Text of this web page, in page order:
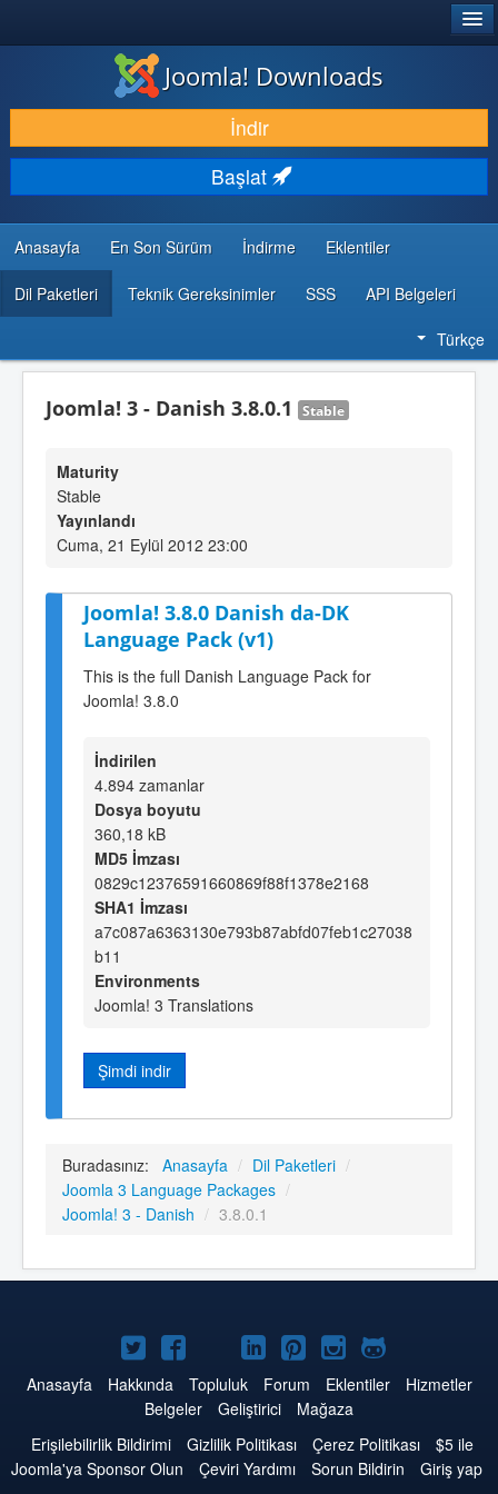
İNDIR & GENIŞLET
KEŞFET & ÖĞREN
TOPLULUK & DESTEK
GELIŞTIRICI KAYNAKLARI
Joomla! Downloads
İndir
Başlat
Anasayfa En Son Sürüm İndirme Eklentiler
Dil Paketleri Teknik Gereksinimler SSS API Belgeleri
Türkçe
Joomla! 3 - Danish 3.8.0.1 Stable
Maturity
Stable
Yayınlandı
Cuma, 21 Eylül 2012 23:00
Joomla! 3.8.0 Danish da-DK
Language Pack (v1)
This is the full Danish Language Pack for
Joomla! 3.8.0
İndirilen
4.894 zamanlar
Dosya boyutu
360,18 kB
MD5 İmzası
0829c12376591660869f88f1378e2168
SHA1 İmzası
a7c087a6363130e793b87abfd07feb1c27038
b11
Environments
Joomla! 3 Translations
Şimdi indir
Buradasınız: Anasayfa / Dil Paketleri /
Joomla 3 Language Packages /
Joomla! 3 - Danish / 3.8.0.1
Twitter'da
Joomla
Facebook'da
Joomla
YouTube'da
Joomla
LinkedIn'de
Joomla
Pinterest'de
Joomla
Instagram'da
Joomla
GitHub'da
Joomla
Anasayfa Hakkında Topluluk Forum Eklentiler
Hizmetler
Belgeler
Geliştirici
Mağaza
Erişilebilirlik Bildirimi
Gizlilik Politikası Çerez Politikası
$5 ile
Joomla'ya Sponsor Olun
Çeviri Yardımı Sorun Bildirin
Giriş yap